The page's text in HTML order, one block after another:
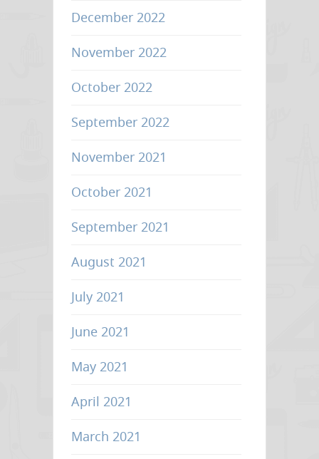
December 2022
November 2022
October 2022
September 2022
November 2021
October 2021
September 2021
August 2021
July 2021
June 2021
May 2021
April 2021
March 2021